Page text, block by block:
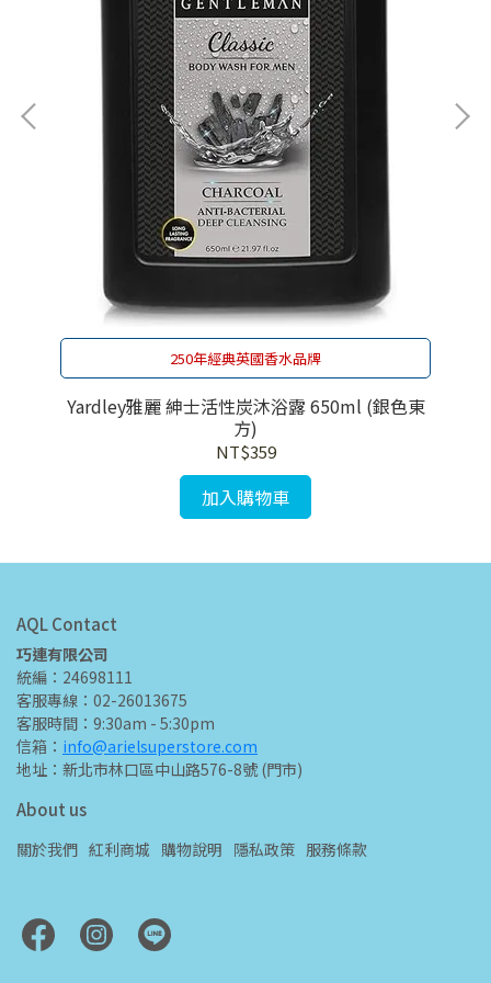
250年經典英國香水品牌
Yardley雅麗 紳士活性炭沐浴露 650ml (銀色東
方)
NT$359
加入購物車
AQL Contact
巧連有限公司
統編：24698111
客服專線：02-26013675
客服時間：9:30am - 5:30pm
信箱： info@arielsuperstore.com
地址：新北市林口區中山路576-8號 (門市)
About us
關於我們 紅利商城 購物說明 隱私政策 服務條款